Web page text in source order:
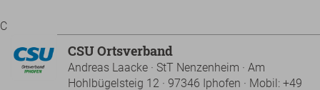
C
CSU Ortsverband
Andreas Laacke · StT Nenzenheim · Am
Hohlbügelsteig 12 · 97346 Iphofen · Mobil: +49